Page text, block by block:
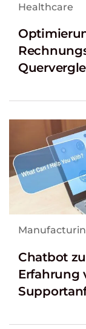
Healthcare
Chatbot
Erfahrung